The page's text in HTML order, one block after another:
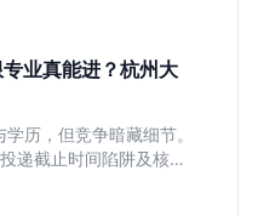
业真能进？杭州大
历，但竞争暗藏细节。
递截止时间陷阱及核心
否值得投入。